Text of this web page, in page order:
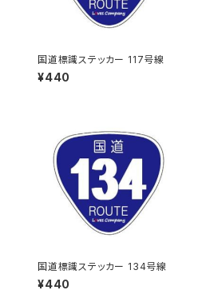
国道標識ステッカー 117号線
¥440
国道標識ステッカー 134号線
¥440